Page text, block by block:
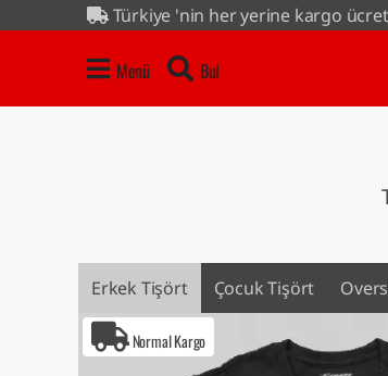
Türkiye 'nin her yerine kargo
Menü Bul
Erkek Tişört Çocuk Tişört
Normal Kargo